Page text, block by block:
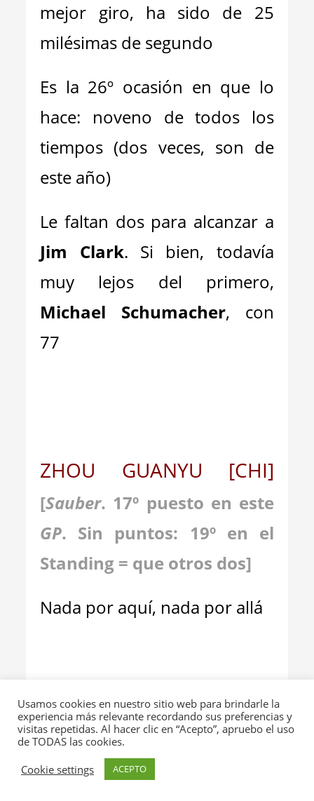
mejor giro, ha sido de 25
milésimas de segundo
Es la 26º ocasión en que lo
hace: noveno de todos los
tiempos (dos veces, son de
este año)
Le faltan dos para alcanzar a
Jim Clark. Si bien, todavía
muy lejos del primero,
Michael Schumacher, con
77
ZHOU GUANYU [CHI]
[Sauber. 17º puesto en este
GP. Sin puntos: 19º en el
Standing = que otros dos]
Nada por aquí, nada por allá
Usamos cookies en nuestro sitio web para brindarle la
experiencia más relevante recordando sus preferencias y
visitas repetidas. Al hacer clic en “Acepto”, apruebo el uso
de TODAS las cookies.
Cookie settings
ACEPTO